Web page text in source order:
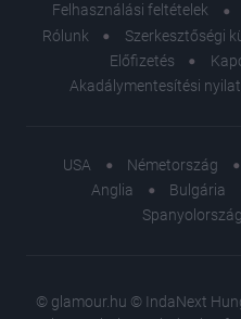
Felhasználási feltételek
Rólunk
Szerkesztőségi
Előfizetés
Akadálymentesítési
USA Németország
Anglia
Bulgária
Spanyolország
© glamour.hu © IndaNext